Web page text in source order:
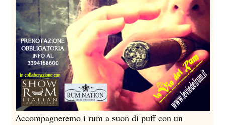
Accompagneremo i rum a suon di puff con un